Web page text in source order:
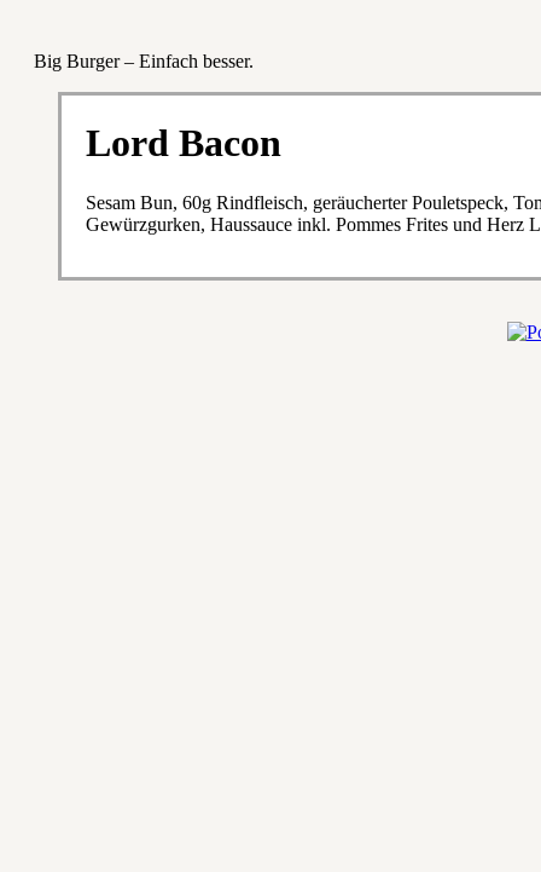
Big Burger – Einfach besser.
Lord Bacon
Sesam Bun, 60g Rindfleisch, geräucherter Pouletspeck,
Gewürzgurken, Haussauce inkl. Pommes Frites und Herz